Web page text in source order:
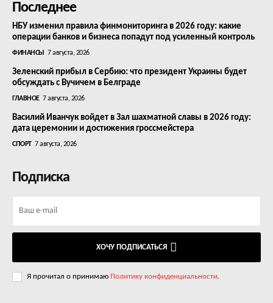
Последнее
НБУ изменил правила финмониторинга в 2026 году: какие
операции банков и бизнеса попадут под усиленный контроль
ФИНАНСЫ 7 августа, 2026
Зеленский прибыл в Сербию: что президент Украины будет
обсуждать с Вучичем в Белграде
ГЛАВНОЕ 7 августа, 2026
Василий Иванчук войдет в Зал шахматной славы в 2026 году:
дата церемонии и достижения гроссмейстера
СПОРТ 7 августа, 2026
Подписка
ХОЧУ ПОДПИСАТЬСЯ
Я прочитал о принимаю Политику конфиденциальности.